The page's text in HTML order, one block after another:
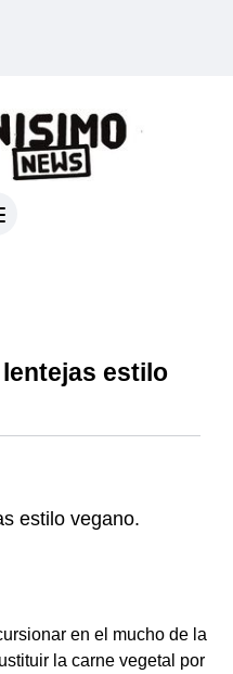
estilo
en el mucho de la
la carne vegetal por